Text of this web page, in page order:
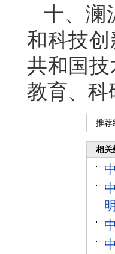
十、澜
和科技
共和国
教育、科
推荐
相关
明